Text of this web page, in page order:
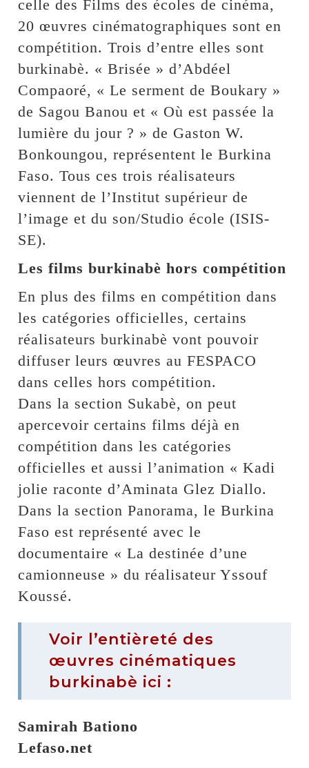
celle des Films des écoles de cinéma,
20 œuvres cinématographiques sont en
compétition. Trois d’entre elles sont
burkinabè. « Brisée » d’Abdéel
Compaoré, « Le serment de Boukary »
de Sagou Banou et « Où est passée la
lumière du jour ? » de Gaston W.
Bonkoungou, représentent le Burkina
Faso. Tous ces trois réalisateurs
viennent de l’Institut supérieur de
l’image et du son/Studio école (ISIS-
SE).
Les films burkinabè hors compétition
En plus des films en compétition dans
les catégories officielles, certains
réalisateurs burkinabè vont pouvoir
diffuser leurs œuvres au FESPACO
dans celles hors compétition.
Dans la section Sukabè, on peut
apercevoir certains films déjà en
compétition dans les catégories
officielles et aussi l’animation « Kadi
jolie raconte d’Aminata Glez Diallo.
Dans la section Panorama, le Burkina
Faso est représenté avec le
documentaire « La destinée d’une
camionneuse » du réalisateur Yssouf
Koussé.
Voir l’entièreté des
œuvres cinématiques
burkinabè ici :
Samirah Bationo
Lefaso.net